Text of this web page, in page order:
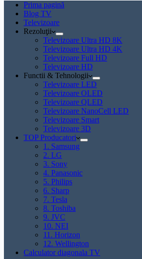
Prima pagină
Blog TV
Televizoare
Rezoluţii
Televizoare Ultra HD 8K
Televizoare Ultra HD 4K
Televizoare Full HD
Televizoare HD
Functii & Tehnologii
Televizoare LED
Televizoare OLED
Televizoare QLED
Televizoare NanoCell LED
Televizoare Smart
Televizoare 3D
TOP Producatori
1. Samsung
2. LG
3. Sony
4. Panasonic
5. Philips
6. Sharp
7. Tesla
8. Toshiba
9. JVC
10. NEI
11. Horizon
12. Wellington
Calculator diagonala TV